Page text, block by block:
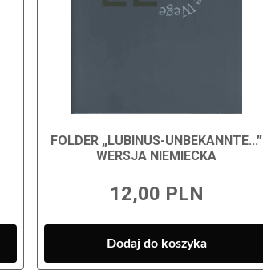
FOLDER „LUBINUS-UNBEKANNTE...”
WERSJA NIEMIECKA
12,00 PLN
Dodaj do koszyka